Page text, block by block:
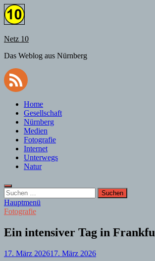
Zum
Inhalt
springen
Netz 10
Das Weblog aus Nürnberg
Home
Gesellschaft
Nürnberg
Medien
Fotografie
Internet
Unterwegs
Natur
Suchen
nach:
Hauptmenü
Fotografie
Ein intensiver Tag in
17. März 202617. März 2026